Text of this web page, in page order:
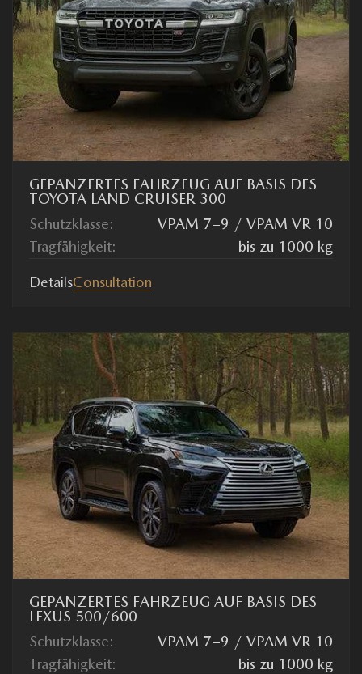
GEPANZERTES FAHRZEUG AUF BASIS DES
TOYOTA LAND CRUISER 300
Schutzklasse:
VPAM 7–9 / VPAM VR 10
Tragfähigkeit:
bis zu 1000 kg
DetailsConsultation
GEPANZERTES FAHRZEUG AUF BASIS DES
LEXUS 500/600
Schutzklasse:
VPAM 7–9 / VPAM VR 10
Tragfähigkeit:
bis zu 1000 kg